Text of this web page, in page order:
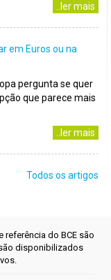
..ler mais
em Euros ou na
pergunta se quer
que parece mais
..ler mais
Todos os artigos
do BCE são
disponibilizados